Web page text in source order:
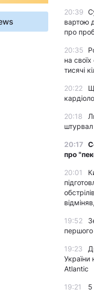
20:39
вартою
про
20:35
на
тисячі
20:22
20:18
20:17
про
20:01
19:52
першого
19:23
України
Atlantic
19:21
5